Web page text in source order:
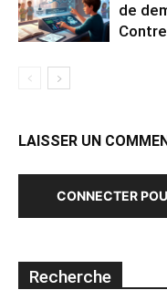
de
LAISSER UN
CONNECTER
Recherche